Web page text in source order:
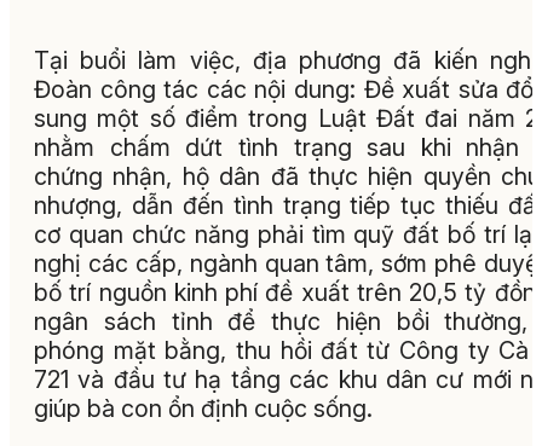
Tại buổi làm việc, địa phương đã kiến
Đoàn công tác các nội dung: Đề xuất sửa
sung một số điểm trong Luật Đất đai năm
nhằm chấm dứt tình trạng sau khi nhận
chứng nhận, hộ dân đã thực hiện quyền
nhượng, dẫn đến tình trạng tiếp tục thiếu
cơ quan chức năng phải tìm quỹ đất bố trí
nghị các cấp, ngành quan tâm, sớm phê
bố trí nguồn kinh phí đề xuất trên 20,5 tỷ
ngân sách tỉnh để thực hiện bồi thường,
phóng mặt bằng, thu hồi đất từ Công ty Cà
721 và đầu tư hạ tầng các khu dân cư mới
giúp bà con ổn định cuộc sống.